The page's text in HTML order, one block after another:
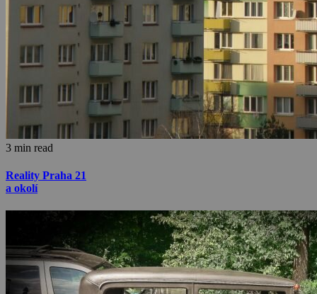
3 min read
Reality Praha 21
a okolí